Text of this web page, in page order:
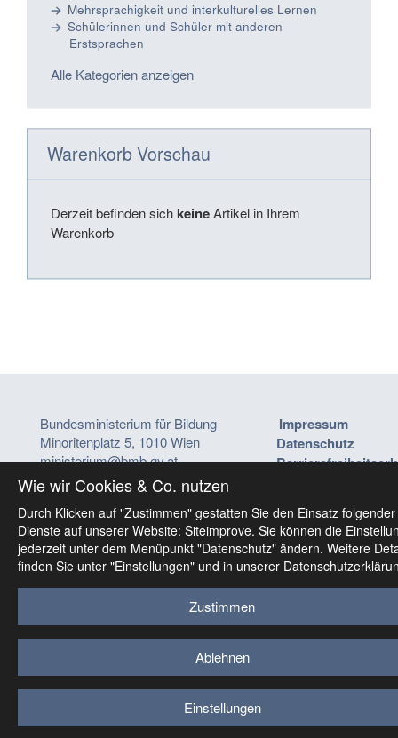
Mehrsprachigkeit und interkulturelles Lernen
Schülerinnen und Schüler mit anderen
Erstsprachen
Alle Kategorien anzeigen
Warenkorb Vorschau
Derzeit befinden sich keineArtikel in Ihrem
Warenkorb
Bundesministerium für Bildung
Minoritenplatz 5, 1010 Wien
ministerium@bmb.gv.at
Impressum
Datenschutz
Wie wir Cookies & Co. nutzen
Durch Klicken auf "Zustimmen" gestatten Sie den Einsatz folgender
Dienste auf unserer Website: Siteimprove. Sie können die
jederzeit unter dem Menüpunkt "Datenschutz" ändern. Weitere
finden Sie unter "Einstellungen" und in unserer
Zustimmen
Ablehnen
Einstellungen